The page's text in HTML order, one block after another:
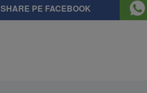
SHARE PE FACEBOOK